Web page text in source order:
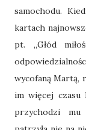
samochodu.
kartach
pt. „Głód
wycofaną Martą,
im więcej czasu
przychodzi mu